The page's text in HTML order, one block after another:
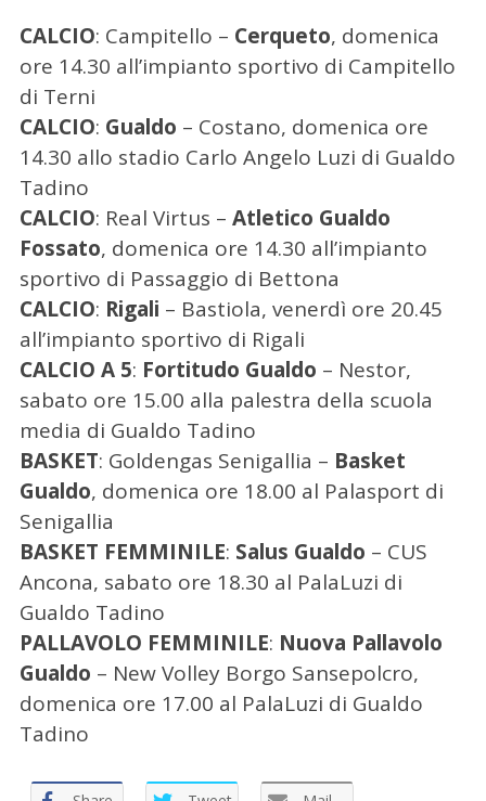
CALCIO: Campitello – Cerqueto, domenica
ore 14.30 all’impianto sportivo di Campitello
di Terni
CALCIO: Gualdo – Costano, domenica ore
14.30 allo stadio Carlo Angelo Luzi di Gualdo
Tadino
CALCIO: Real Virtus – Atletico Gualdo
Fossato, domenica ore 14.30 all’impianto
sportivo di Passaggio di Bettona
CALCIO: Rigali – Bastiola, venerdì ore 20.45
all’impianto sportivo di Rigali
CALCIO A 5: Fortitudo Gualdo – Nestor,
sabato ore 15.00 alla palestra della scuola
media di Gualdo Tadino
BASKET: Goldengas Senigallia – Basket
Gualdo, domenica ore 18.00 al Palasport di
Senigallia
BASKET FEMMINILE: Salus Gualdo – CUS
Ancona, sabato ore 18.30 al PalaLuzi di
Gualdo Tadino
PALLAVOLO FEMMINILE: Nuova Pallavolo
Gualdo – New Volley Borgo Sansepolcro,
domenica ore 17.00 al PalaLuzi di Gualdo
Tadino
C
e
r
c
a
p
r